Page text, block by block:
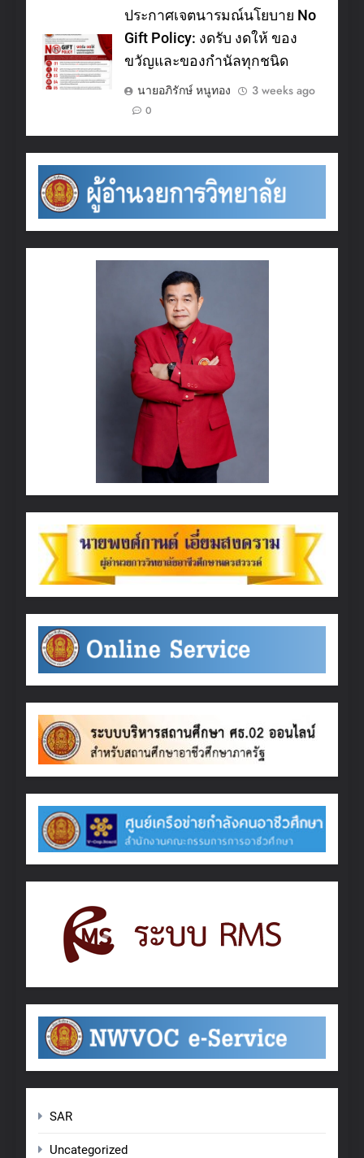
ประกาศเจตนารมณ์นโยบาย No
Gift Policy: งดรับ งดให้ ของ
ขวัญและของกำนัลทุกชนิด
นายอภิรักษ์ หนูทอง
3 weeks ago
0
SAR
Uncategorized